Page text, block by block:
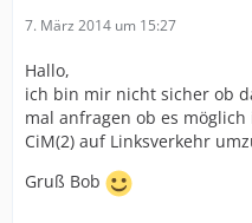
7. März 2014 um 15:27
Hallo,
ich bin mir nicht sicher ob
mal anfragen ob es möglich
CiM(2) auf Linksverkehr
Gruß Bob